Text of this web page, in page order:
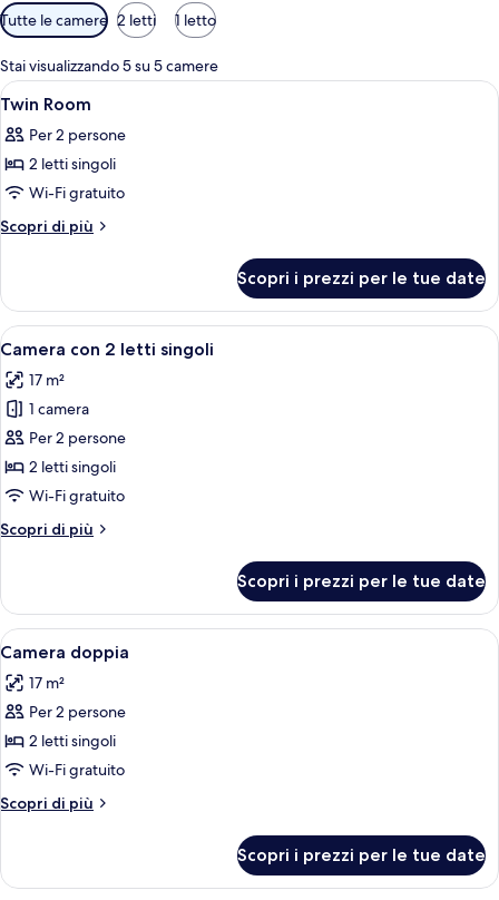
Filtri
disponibili
per
le
camere
Tutte le camere 2 letti 1 letto
Stai visualizzando 5 su 5 camere
Apri
tutte
le
foto
per
Twin
Camera d'albergo con due letti, una
4
Twin Room
Per 2 persone
2 letti singoli
Wi-Fi gratuito
Scopri di più
Altri
Room
Scopri i prezzi per le tue date
Apri
tutte
le
foto
per
Camera
con
letti
Camera d'albergo con due letti,
4
Camera con 2 letti singoli
17 m²
1 camera
Per 2 persone
2 letti singoli
Wi-Fi gratuito
Scopri di più
Altri
con
letti
Scopri i prezzi per le tue date
Apri
tutte
le
foto
per
Camera
doppia
Una camera d'hotel con un letto
4
Camera doppia
17 m²
Per 2 persone
2 letti singoli
Wi-Fi gratuito
Scopri di più
Altri
doppia
Scopri i prezzi per le tue date